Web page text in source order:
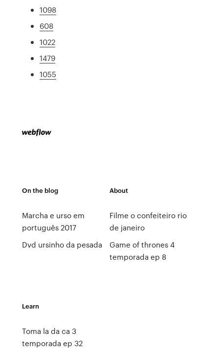
1098
608
1022
1479
1055
On the blog
Marcha e urso em
português 2017
Dvd ursinho da pesada
About
Filme o confeiteiro rio
de janeiro
Game of thrones 4
temporada ep 8
Learn
Toma la da ca 3
temporada ep 32